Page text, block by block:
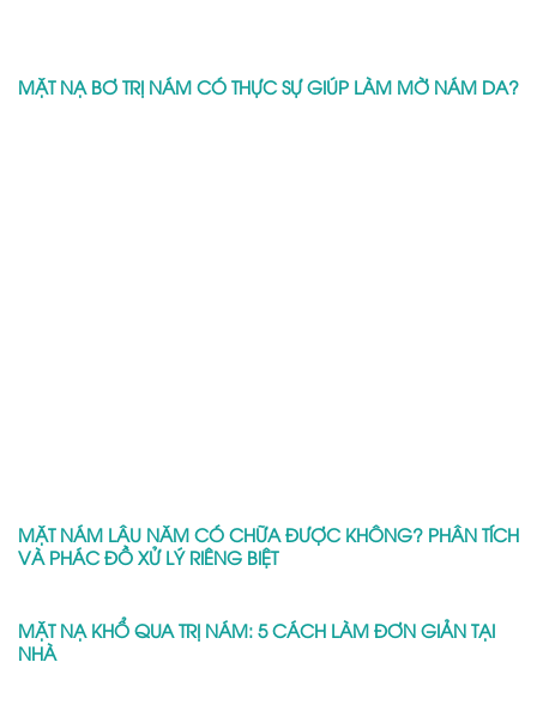
MẶT NẠ BƠ TRỊ NÁM CÓ THỰC SỰ GIÚP LÀM MỜ NÁM DA?
MẶT NÁM LÂU NĂM CÓ CHỮA ĐƯỢC KHÔNG? PHÂN TÍCH
VÀ PHÁC ĐỒ XỬ LÝ RIÊNG BIỆT
MẶT NẠ KHỔ QUA TRỊ NÁM: 5 CÁCH LÀM ĐƠN GIẢN TẠI
NHÀ